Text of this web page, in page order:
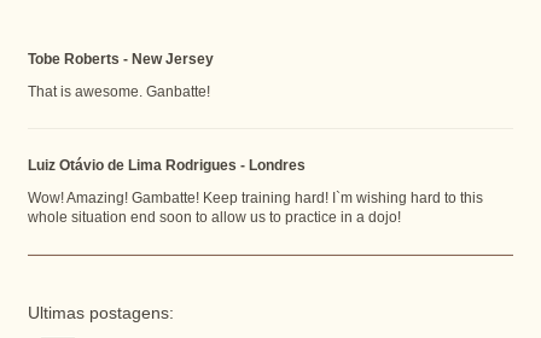
Tobe Roberts - New Jersey
That is awesome. Ganbatte!
Luiz Otávio de Lima Rodrigues - Londres
Wow! Amazing! Gambatte! Keep training hard! I`m wishing hard to this
whole situation end soon to allow us to practice in a dojo!
Ultimas postagens: